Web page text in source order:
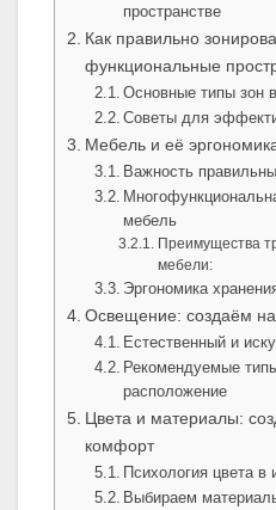
пространстве
Как правильно
функциональные
Основные типы зон
Советы для
Мебель и её
Важность
мебель
Преимущества
мебели:
Эргономика
Освещение: создаём
Естественный и
Рекомендуемые
расположение
Цвета и материалы:
комфорт
Психология цвета в
Выбираем